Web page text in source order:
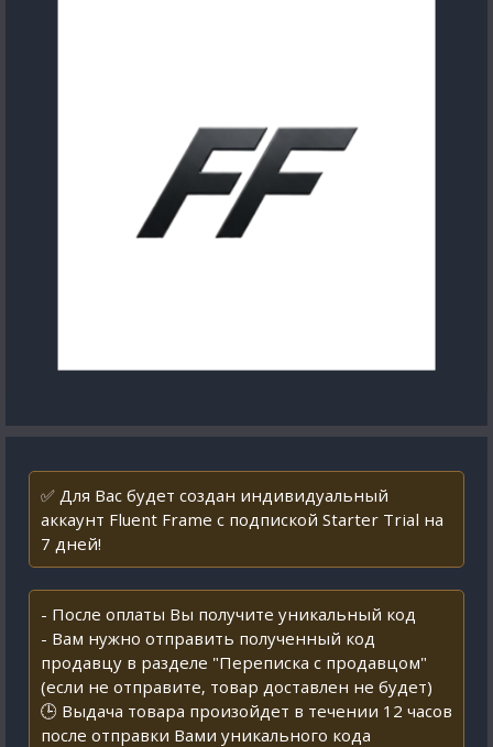
✅ Для Вас будет создан индивидуальный
аккаунт Fluent Frame с подпиской Starter Trial на
7 дней!
- После оплаты Вы получите уникальный код
- Вам нужно отправить полученный код
продавцу в разделе "Переписка с продавцом"
(если не отправите, товар доставлен не будет)
🕒 Выдача товара произойдет в течении 12 часов
после отправки Вами уникального кода